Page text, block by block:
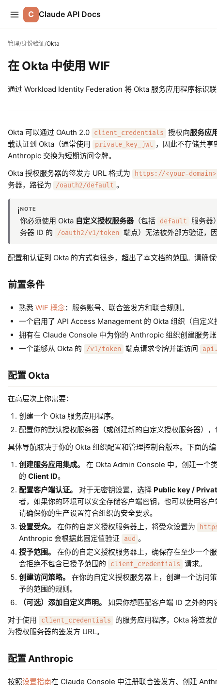
C Claude API Docs
管理/身份验证/Okta
在 Okta 中使用 WIF
通过 Workload Identity Federation 将 Okta 服务应用程序标识
Okta 可以通过 OAuth 2.0 client_credentials 授权向服务应
载认证到 Okta（通常使用
private_key_jwt ，因此不存储共
Anthropic 交换为短期访问令牌。
Okta 授权服务器的签发方 URL 格式为
https://<your-
务器，路径为 /oauth2/default 。
ℹ️NOTE
你必须使用 Okta 自定义授权服务器（包括 default
服务器
务器 ID 的
/oauth2/v1/token 端点）无法被外部方验证，
配置和认证到 Okta 的方式有很多，超出了本文档的范围。请确
前置条件
熟悉 WIF 概念：服务账号、联合签发方和联合规则。
一个启用了 API Access Management 的 Okta 组织（自定义
拥有在 Claude Console 中为你的 Anthropic 组织创建服务
一个能够从 Okta 的
/v1/token 端点请求令牌并能访问
配置 Okta
在高层次上你需要：
创建一个 Okta 服务应用程序。
配置你的默认授权服务器（或创建新的自定义授权服务器）
具体导航取决于你的 Okta 组织配置和管理控制台版本。下面的
创建服务应用集成。
在 Okta Admin Console 中，创建一个
的 Client ID。
配置客户端认证。
对于无密钥设置，选择 Public key /
者，如果你的环境可以安全存储客户端密钥，也可以使用客
请确保你的生产设置符合组织的安全要求。
设置受众。
在你的自定义授权服务器上，将受众设置为
Anthropic 会根据此固定值验证 aud 。
授予范围。
在你的自定义授权服务器上，确保存在至少一个
会拒绝不包含已授予范围的
client_credentials
请求。
创建访问策略。
在你的自定义授权服务器上，创建一个访问
予的范围的规则。
（可选）添加自定义声明。
如果你想匹配客户端 ID 之外的
对于使用
client_credentials
的服务应用程序，Okta 将签发
为授权服务器的签发方 URL。
配置 Anthropic
按照设置指南在 Claude Console 中注册联合签发方、创建